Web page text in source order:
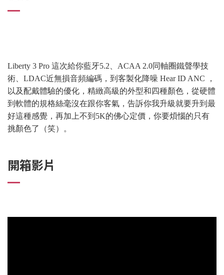
Liberty 3 Pro 這次給你藍牙5.2、ACAA 2.0同軸圈鐵聲學技
術、LDAC近無損音頻編碼，到客製化降噪 Hear ID ANC ，
以及配戴體驗的優化，精緻高級的外型和四種顏色，從硬體
到軟體的規格絲毫沒在跟你客氣，告訴你我升級就要升到最
好這種感覺，再加上不到5K的佛心定價，你要煩惱的只有
挑顏色了（笑）。
開箱影片